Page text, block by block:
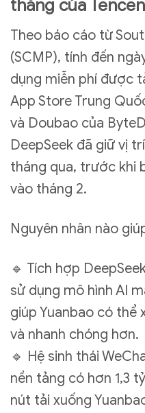
thắng của
Theo báo cáo từ
(SCMP), tính đến
dụng miễn phí được
App Store Trung
và Doubao của
DeepSeek đã giữ vị
tháng qua, trước khi
vào tháng 2.
Nguyên nhân nào
🔹 Tích hợp
sử dụng mô hình AI
giúp Yuanbao có thể
và nhanh chóng hơn.
🔹 Hệ sinh thái
nền tảng có hơn 1,3
nút tải xuống